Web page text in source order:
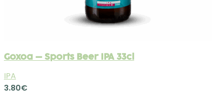
Goxoa – Sports Beer IPA 33cl
IPA
3.80€